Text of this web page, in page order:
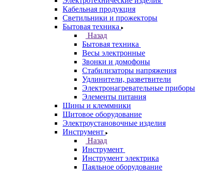
Кабельная продукция
Светильники и прожекторы
Бытовая техника
Назад
Бытовая техника
Весы электронные
Звонки и домофоны
Стабилизаторы напряжения
Удлинители, разветвители
Электронагревательные приборы
Элементы питания
Шины и клеммники
Щитовое оборудование
Электроустановочные изделия
Инструмент
Назад
Инструмент
Инструмент электрика
Паяльное оборудование